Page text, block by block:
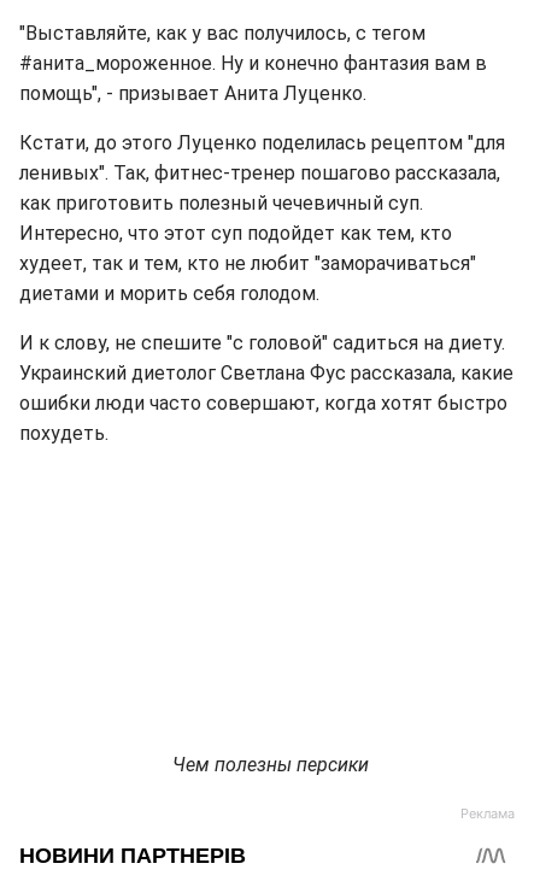
"Выставляйте, как у вас получилось, с тегом
#анита_мороженное. Ну и конечно фантазия вам в
помощь", - призывает Анита Луценко.
Кстати, до этого Луценко поделилась рецептом "для
ленивых". Так, фитнес-тренер пошагово рассказала,
как приготовить полезный чечевичный суп.
Интересно, что этот суп подойдет как тем, кто
худеет, так и тем, кто не любит "заморачиваться"
диетами и морить себя голодом.
И к слову, не спешите "с головой" садиться на диету.
Украинский диетолог Светлана Фус рассказала, какие
ошибки люди часто совершают, когда хотят быстро
похудеть.
Чем полезны персики